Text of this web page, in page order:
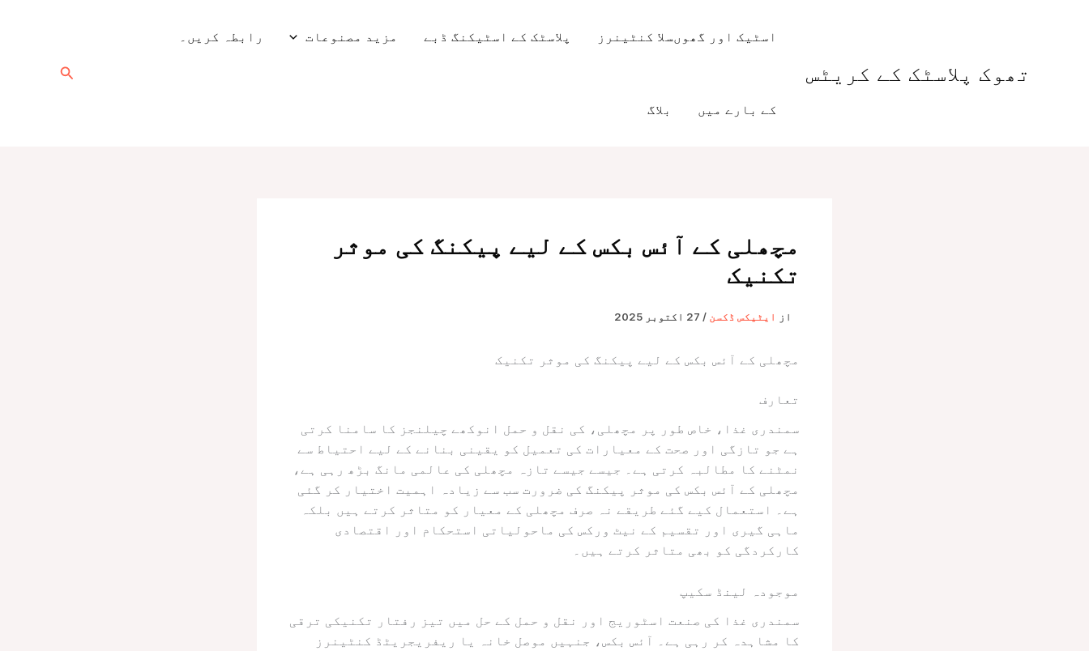
تھوک پلاسٹک کے کریٹس
اسٹیک اور گھوںسلا کنٹینرز پلاسٹک کے اسٹیکنگ ڈبے مزید مصنوعات رابطہ کریں۔
کے بارے میں بلاگ
تلاش
مچھلی کے آئس بکس کے لیے پیکنگ کی موثر
تکنیک
از ایٹیکس ڈکسن / 27 اکتوبر 2025
مچھلی کے آئس بکس کے لیے پیکنگ کی موثر تکنیک
تعارف
سمندری غذا، خاص طور پر مچھلی، کی نقل و حمل انوکھے چیلنجز کا سامنا کرتی
ہے جو تازگی اور صحت کے معیارات کی تعمیل کو یقینی بنانے کے لیے احتیاط سے
نمٹنے کا مطالبہ کرتی ہے۔ جیسے جیسے تازہ مچھلی کی عالمی مانگ بڑھ رہی ہے،
مچھلی کے آئس بکس کی موثر پیکنگ کی ضرورت سب سے زیادہ اہمیت اختیار کر گئی
ہے۔ استعمال کیے گئے طریقے نہ صرف مچھلی کے معیار کو متاثر کرتے ہیں بلکہ
ماہی گیری اور تقسیم کے نیٹ ورکس کی ماحولیاتی استحکام اور اقتصادی
کارکردگی کو بھی متاثر کرتے ہیں۔
موجودہ لینڈ سکیپ
سمندری غذا کی صنعت اسٹوریج اور نقل و حمل کے حل میں تیز رفتار تکنیکی ترقی
کا مشاہدہ کر رہی ہے۔ آئس بکس، جنہیں موصل خانہ یا ریفریجریٹڈ کنٹینرز